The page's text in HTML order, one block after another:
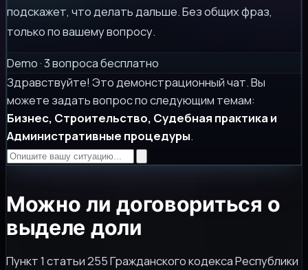
подскажет, что делать дальше. Без общих фраз,
только по вашему вопросу.
Demo · 3 вопроса бесплатно
Здравствуйте! Это демонстрационный чат. Вы
можете задать вопрос по следующим темам:
Бизнес, Строительство, Судебная практика и
Административные процедуры.
Можно ли договориться о
выделе доли
Пункт 1 статьи 255 Гражданского кодекса Республики